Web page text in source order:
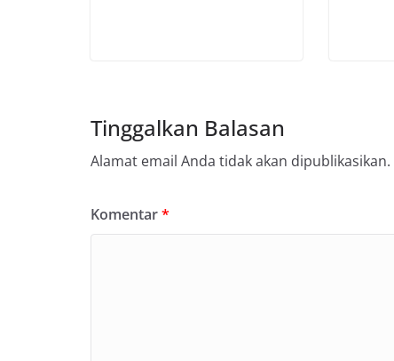
Tinggalkan Balasan
Alamat email Anda tidak akan dipublikasikan.
Komentar*